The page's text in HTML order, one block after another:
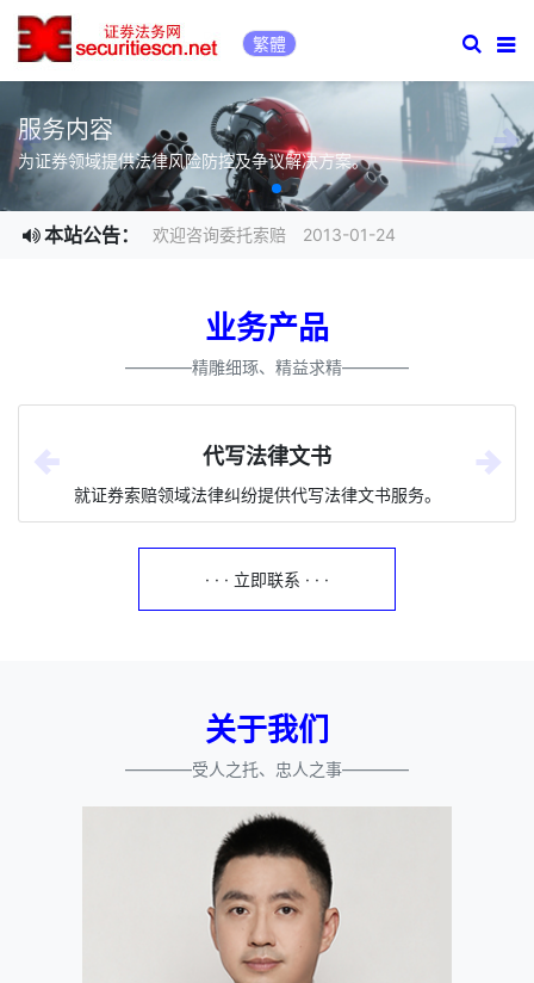
繁體
服务内容
为证券领域提供法律风险防控及争议解决方案。
本站公告： 欢迎咨询委托索赔 2013-01-24
业务产品
————精雕细琢、精益求精————
代写法律文书
就证券索赔领域法律纠纷提供代写法律文书服务。
· · · 立即联系 · · ·
关于我们
————受人之托、忠人之事————